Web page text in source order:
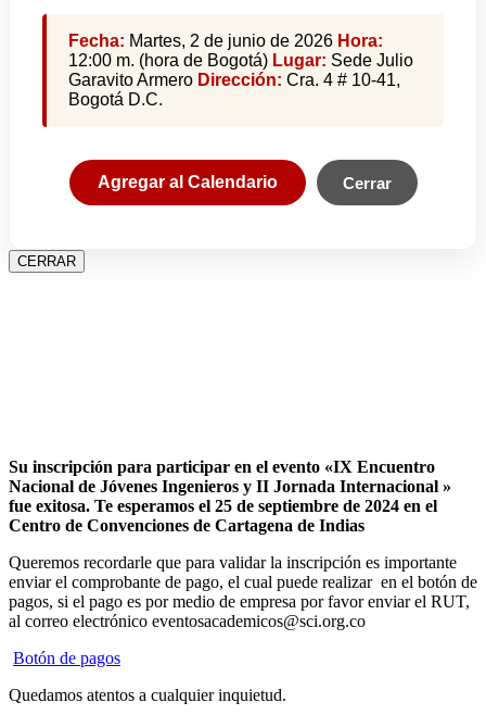
Fecha: Martes, 2 de junio de 2026 Hora:
12:00 m. (hora de Bogotá) Lugar: Sede Julio
Garavito Armero Dirección: Cra. 4 # 10-41,
Bogotá D.C.
Agregar al Calendario Cerrar
CERRAR
Su inscripción para participar en el evento «IX Encuentro
Nacional de Jóvenes Ingenieros y II Jornada Internacional »
fue exitosa. Te esperamos el 25 de septiembre de 2024 en el
Centro de Convenciones de Cartagena de Indias
Queremos recordarle que para validar la inscripción es importante
enviar el comprobante de pago, el cual puede realizar en el botón de
pagos, si el pago es por medio de empresa por favor enviar el RUT,
al correo electrónico eventosacademicos@sci.org.co
Botón de pagos
Quedamos atentos a cualquier inquietud.